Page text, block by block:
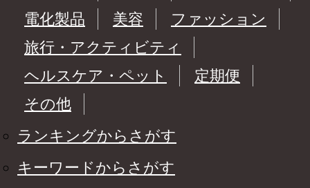
電化製品
美容
ファッション
旅行・アクティビティ
ヘルスケア・ペット
定期便
その他
ランキングからさがす
キーワードからさがす